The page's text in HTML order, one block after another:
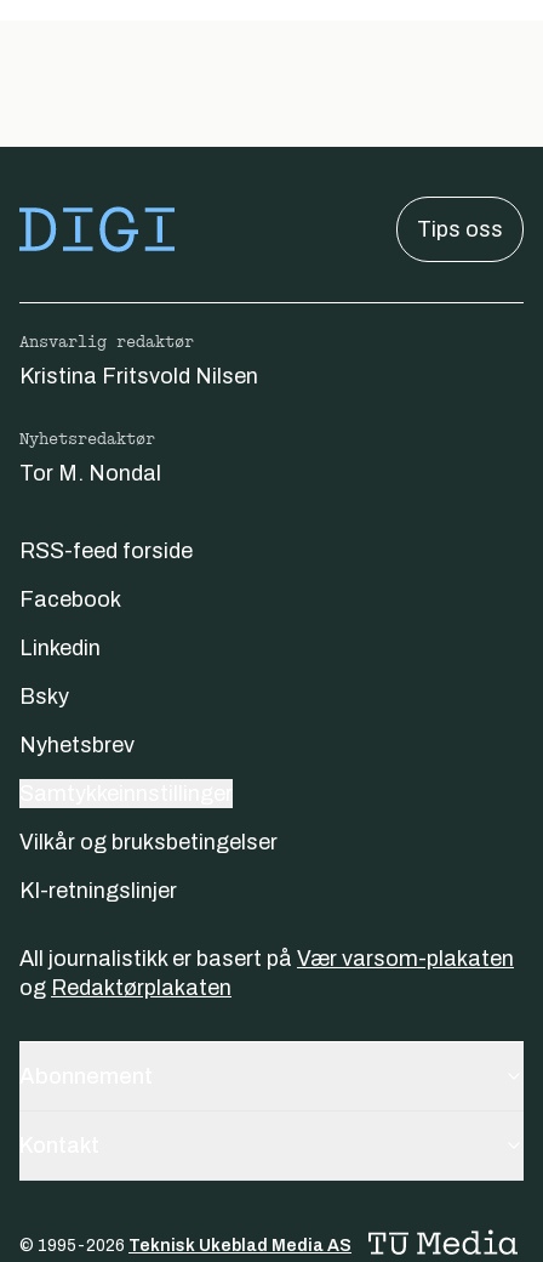
Tips oss
Ansvarlig redaktør
Kristina Fritsvold Nilsen
Nyhetsredaktør
Tor M. Nondal
RSS-feed forside
Facebook
Linkedin
Bsky
Nyhetsbrev
Vilkår og bruksbetingelser
KI-retningslinjer
All journalistikk er basert på Vær varsom-plakaten
og Redaktørplakaten
© 1995-2026 Teknisk Ukeblad Media AS